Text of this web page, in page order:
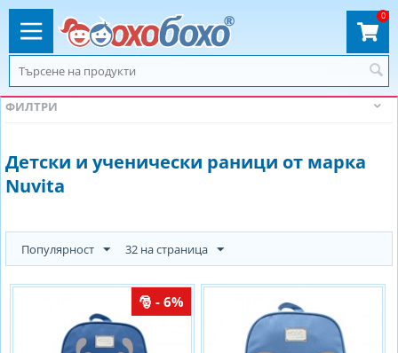
0
ФИЛТРИ
Детски и ученически раници от марка
Nuvita
Популярност 32 на страница
- 6%